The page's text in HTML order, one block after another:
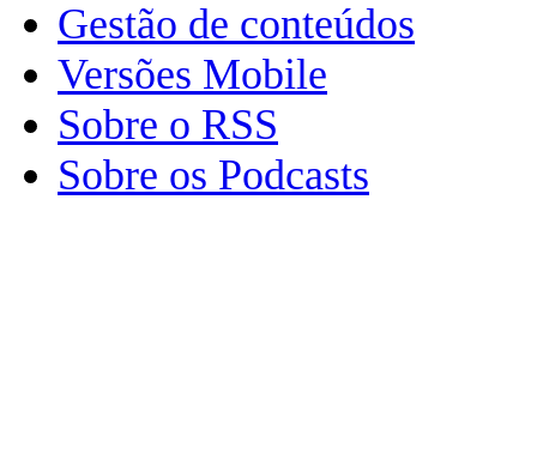
Gestão de conteúdos
Versões Mobile
Sobre o RSS
Sobre os Podcasts